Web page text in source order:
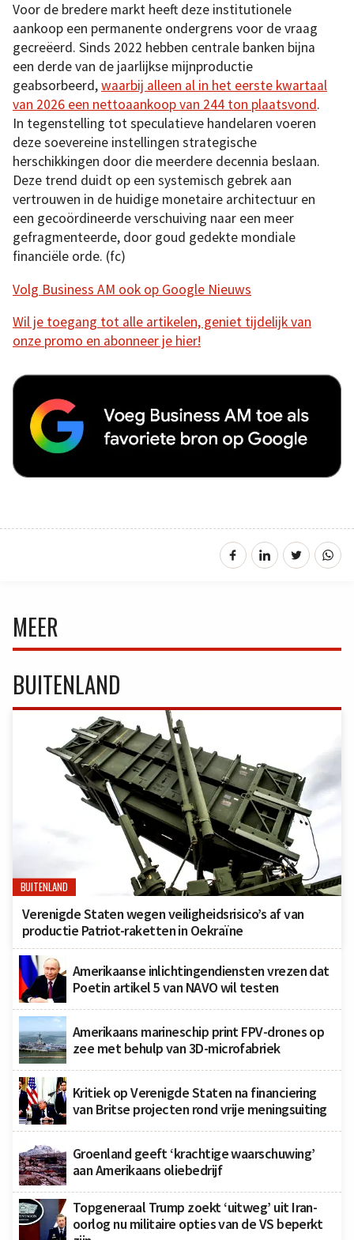
Voor de bredere markt heeft deze institutionele
aankoop een permanente ondergrens voor de vraag
gecreëerd. Sinds 2022 hebben centrale banken bijna
een derde van de jaarlijkse mijnproductie
geabsorbeerd,waarbij alleen al in het eerste kwartaal
van 2026 een nettoaankoop van 244 ton plaatsvond.
In tegenstelling tot speculatieve handelaren voeren
deze soevereine instellingen strategische
herschikkingen door die meerdere decennia beslaan.
Deze trend duidt op een systemisch gebrek aan
vertrouwen in de huidige monetaire architectuur en
een gecoördineerde verschuiving naar een meer
gefragmenteerde, door goud gedekte mondiale
financiële orde. (fc)
Volg Business AM ook op Google Nieuws
Wil je toegang tot alle artikelen, geniet tijdelijk van
onze promo en abonneer je hier!
MEER
BUITENLAND
BUITENLAND
Verenigde Staten wegen veiligheidsrisico’s af van
productie Patriot-raketten in Oekraïne
Amerikaanse inlichtingendiensten vrezen dat
Poetin artikel 5 van NAVO wil testen
Amerikaans marineschip print FPV-drones op
zee met behulp van 3D-microfabriek
Kritiek op Verenigde Staten na financiering
van Britse projecten rond vrije meningsuiting
Groenland geeft ‘krachtige waarschuwing’
aan Amerikaans oliebedrijf
Topgeneraal Trump zoekt ‘uitweg’ uit Iran-
oorlog nu militaire opties van de VS beperkt